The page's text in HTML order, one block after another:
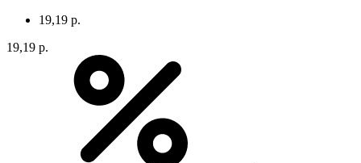
19,19 р.
19,19 р.